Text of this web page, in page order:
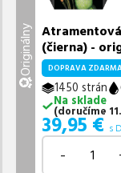
nás kedykoľvek
sme vám pomohli
Originálny Atramentová
(čierna) -
DOPRAVA
1450 strán
Na sklade
(doručíme
39,95 € s
-